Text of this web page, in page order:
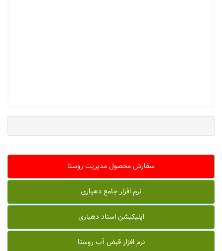
سفارش محصول مدیریت روستا
نرم افزار جامع دهیاری
اپلیکیشن اسناد دهیاری
نرم افزار قبض آب روستا